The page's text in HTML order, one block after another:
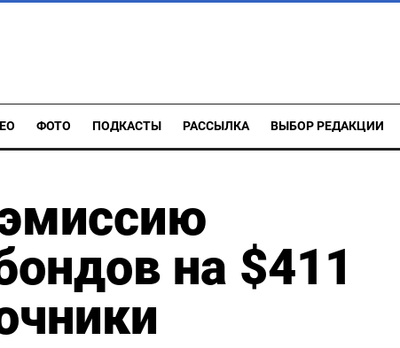
ФОТО ПОДКАСТЫ РАССЫЛКА ВЫБОР РЕДАКЦИИ
на $411